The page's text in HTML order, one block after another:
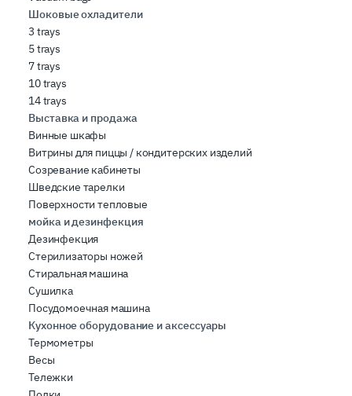
Шоковые охладители
3 trays
5 trays
7 trays
10 trays
14 trays
Выставка и продажа
Винные шкафы
Витрины для пиццы / кондитерских изделий
Созревание кабинеты
Шведские тарелки
Поверхности тепловые
мойка и дезинфекция
Дезинфекция
Стерилизаторы ножей
Стиральная машина
Сушилка
Посудомоечная машина
Кухонное оборудование и аксессуары
Термометры
Весы
Тележки